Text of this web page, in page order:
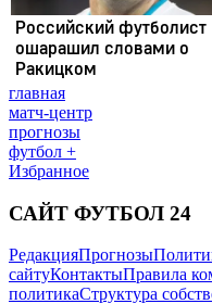
главная
матч-центр
прогнозы
футбол +
Избранное
САЙТ ФУТБОЛ 24
РедакцияПрогнозы
сайтуКонтактыПравила
политикаСтруктура